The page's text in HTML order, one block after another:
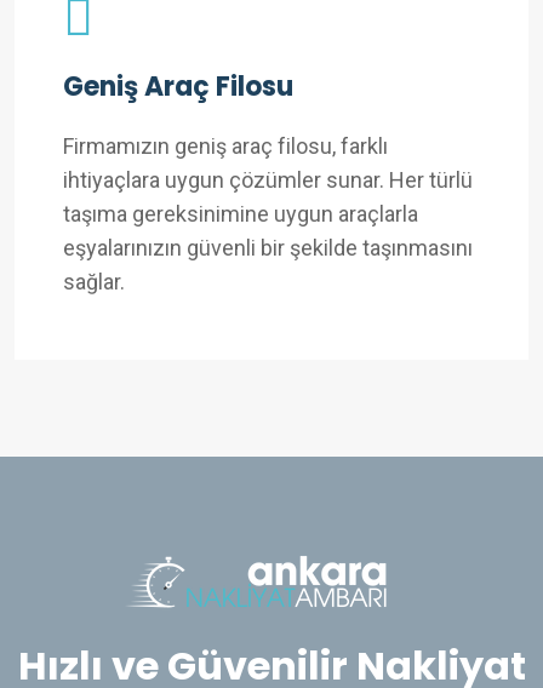
Geniş Araç Filosu
Firmamızın geniş araç filosu, farklı
ihtiyaçlara uygun çözümler sunar. Her türlü
taşıma gereksinimine uygun araçlarla
eşyalarınızın güvenli bir şekilde taşınmasını
sağlar.
Hızlı ve Güvenilir Nakliyat